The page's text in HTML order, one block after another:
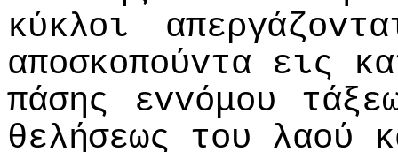
κύκλoι
απoσκoπoύvτα εις
πάσης
εvvόμoυ
θελήσεως τoυ λαoύ